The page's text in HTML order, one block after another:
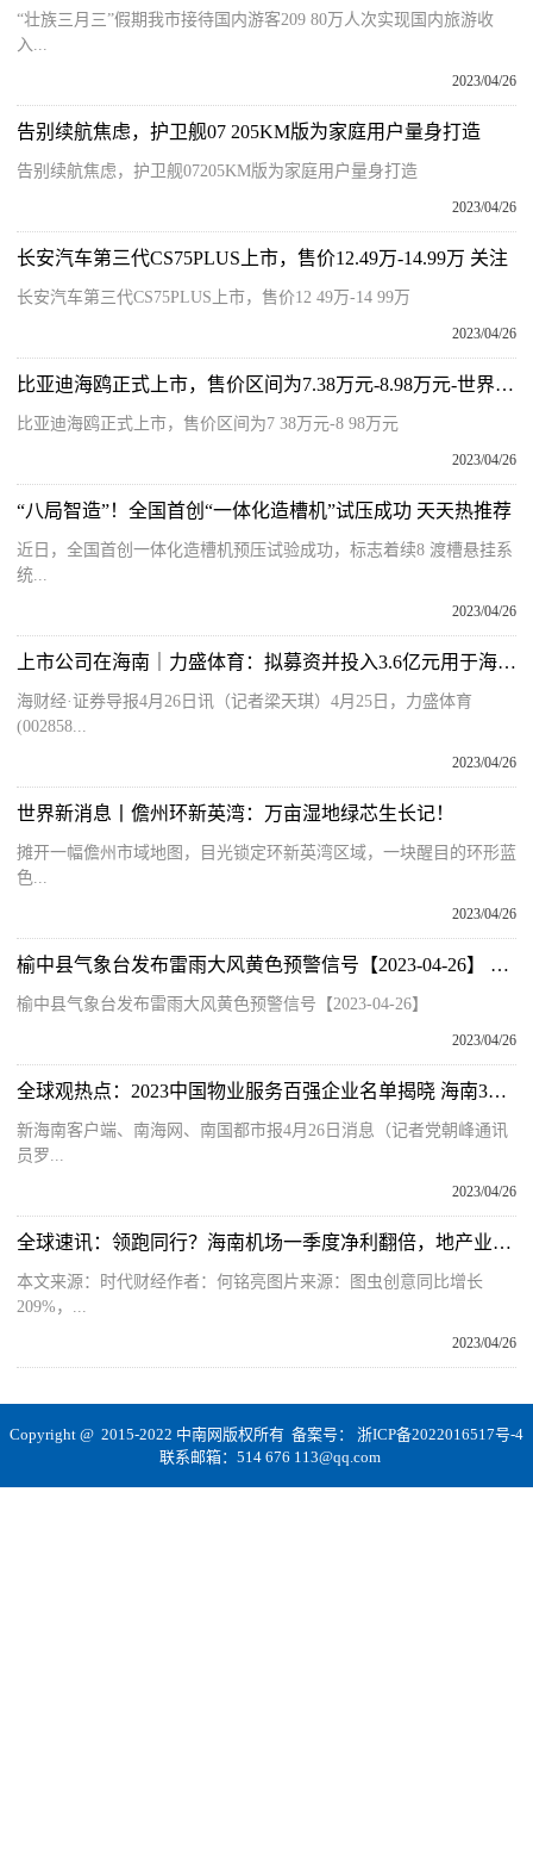
“壮族三月三”假期我市接待国内游客209 80万人次实现国内旅游收
入...
2023/04/26
告别续航焦虑，护卫舰07 205KM版为家庭用户量身打造
告别续航焦虑，护卫舰07205KM版为家庭用户量身打造
2023/04/26
长安汽车第三代CS75PLUS上市，售价12.49万-14.99万 关注
长安汽车第三代CS75PLUS上市，售价12 49万-14 99万
2023/04/26
比亚迪海鸥正式上市，售价区间为7.38万元-8.98万元-世界观点
比亚迪海鸥正式上市，售价区间为7 38万元-8 98万元
2023/04/26
“八局智造”！全国首创“一体化造槽机”试压成功 天天热推荐
近日，全国首创一体化造槽机预压试验成功，标志着续8 渡槽悬挂系
统...
2023/04/26
上市公司在海南｜力盛体育：拟募资并投入3.6亿元用于海南赛车场项目
海财经·证券导报4月26日讯（记者梁天琪）4月25日，力盛体育
(002858...
2023/04/26
世界新消息丨儋州环新英湾：万亩湿地绿芯生长记！
摊开一幅儋州市域地图，目光锁定环新英湾区域，一块醒目的环形蓝
色...
2023/04/26
榆中县气象台发布雷雨大风黄色预警信号【2023-04-26】 全球球精选
榆中县气象台发布雷雨大风黄色预警信号【2023-04-26】
2023/04/26
全球观热点：2023中国物业服务百强企业名单揭晓 海南3家企业上榜
新海南客户端、南海网、南国都市报4月26日消息（记者党朝峰通讯
员罗...
2023/04/26
全球速讯：领跑同行？海南机场一季度净利翻倍，地产业务或仍占半壁江山
本文来源：时代财经作者：何铭亮图片来源：图虫创意同比增长
209%，...
2023/04/26
Copyright @ 2015-2022 中南网版权所有 备案号： 浙ICP备2022016517号-4
联系邮箱：514 676 113@qq.com